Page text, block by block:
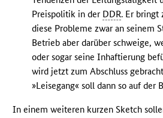
Preispolitik in der DDR. Er bringt
diese Probleme zwar an seinem
Betrieb aber darüber schweige,
oder sogar seine Inhaftierung
wird jetzt zum Abschluss
»Leisegang« soll dann so auf der
In einem weiteren kurzen Sketch